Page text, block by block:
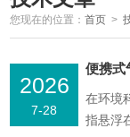
您现在的位置：首页 >
2026
7-28
便携式
在环境
指悬浮